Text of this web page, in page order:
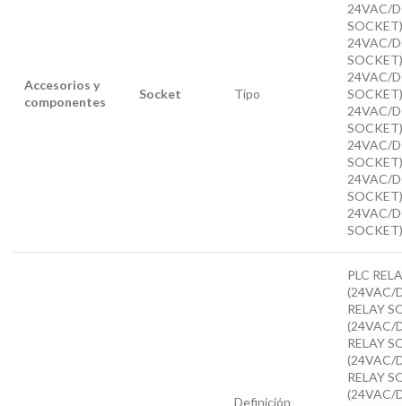
Accesorios y
componentes
Socket Tipo
24VAC/
24VAC/
24VAC/
24VAC/
24VAC/
24VAC/
24VAC/
SOCKET)
Definición
PLC
(24VAC/
RELAY
(24VAC/
RELAY
(24VAC/
RELAY
(24VAC/